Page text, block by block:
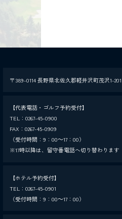
〒389-0114 長野県北佐久郡軽井沢町茂沢1-201
【代表電話・ゴルフ予約受付】
TEL：0267-45-0900
FAX：0267-45-0909
（受付時間：9：00～17：00）
※17時以降は、留守番電話へ切り替わります
【ホテル予約受付】
TEL：0267-45-0901
（受付時間：9：00～17：00）